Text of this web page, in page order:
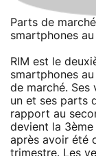
Parts de
smartphones
RIM est le
smartphones
de marché. Ses
un et ses parts
rapport au
devient la
après avoir été
trimestre. Les